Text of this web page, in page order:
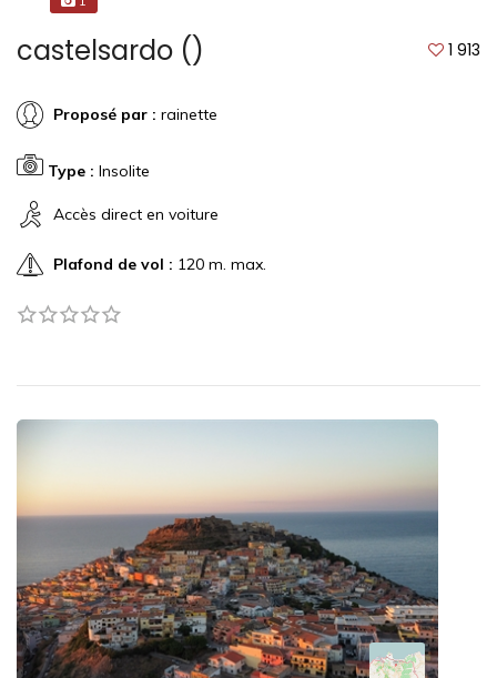
castelsardo () 1 913
Proposé par : rainette
Type : Insolite
Accès direct en voiture
Plafond de vol : 120 m. max.